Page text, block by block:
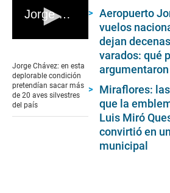
Jorge Chávez: en esta deplorable condición pretendían sacar más de 20 aves silvestres del país
of
1
minute,
27
seconds
Jorge Chávez: en esta
deplorable condición
pretendían sacar más
de 20 aves silvestres
del país
Aeropuerto
vuelos
dejan
varados: qué
Miraflores:
que la
Luis Miró
convirtió en
municipal